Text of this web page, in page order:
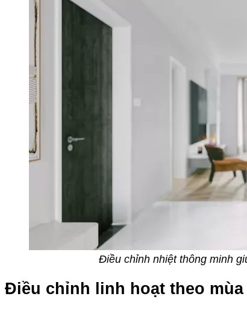
Điều chỉnh nhiệt thông minh
Điều chỉnh linh hoạt theo mùa